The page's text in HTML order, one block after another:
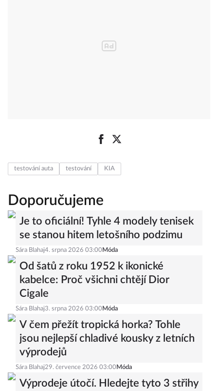
testování auta testování KIA
Doporučujeme
Je to oficiální! Tyhle 4 modely tenisek
se stanou hitem letošního podzimu
Sára Blahaj4. srpna 2026 03:00 Móda
Od šatů z roku 1952 k ikonické
kabelce: Proč všichni chtějí Dior
Cigale
Sára Blahaj3. srpna 2026 03:00 Móda
V čem přežít tropická horka? Tohle
jsou nejlepší chladivé kousky z letních
výprodejů
Sára Blahaj29. července 2026 03:00 Móda
Výprodeje útočí. Hledejte tyto 3 střihy